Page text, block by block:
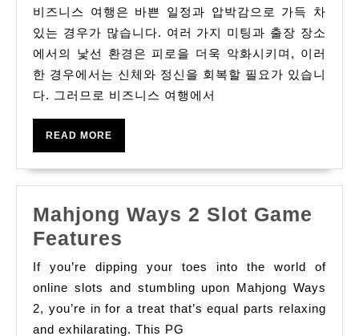
즈
니
스
여
행
을
특
별
게
마
사
지
비즈니스 여행은 바쁜 일정과 압박감으로 가득 차
있는 경우가 많습니다. 여러 가지 미팅과 출장 장소
에서의 낯선 환경은 피로을 더욱 악화시키며, 이러
한 경우에서는 신체와 정신을 회복할 필요가 있습니
다. 그러므로 비즈니스 여행에서
READ MORE
Mahjong Ways 2 Slot Game
Features
Ways
2
Slot
If you’re dipping your toes into the world of
online slots and stumbling upon Mahjong Ways
2, you’re in for a treat that’s equal parts relaxing
and exhilarating. This PG